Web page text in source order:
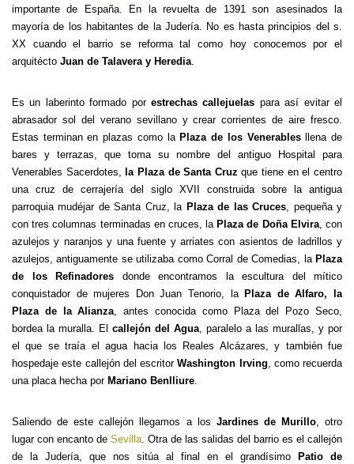
importante de España. En la revuelta de 1391 son asesinados la
mayoría de los habitantes de la Judería. No es hasta principios del s.
XX cuando el barrio se reforma tal como hoy conocemos por el
arquitécto Juan de Talavera y Heredia.
Es un laberinto formado por estrechas callejuelas para así evitar el
abrasador sol del verano sevillano y crear corrientes de aire fresco.
Estas terminan en plazas como la Plaza de los Venerablesllena de
bares y terrazas, que toma su nombre del antiguo Hospital para
Venerables Sacerdotes, la Plaza de Santa Cruz que tiene en el centro
una cruz de cerrajería del siglo XVII construida sobre la antigua
parroquia mudéjar de Santa Cruz, la Plaza de las Cruces, pequeña y
con tres columnas terminadas en cruces, la Plaza de Doña Elvira, con
azulejos y naranjos y una fuente y arriates con asientos de ladrillos y
azulejos, antiguamente se utilizaba como Corral de Comedias, la Plaza
de los Refinadores donde encontramos la escultura del mítico
conquistador de mujeres Don Juan Tenorio, la Plaza de Alfaro, la
Plaza de la Alianza, antes conocida como Plaza del Pozo Seco,
bordea la muralla. El callejón del Agua, paralelo a las murallas, y por
el que se traía el agua hacia los Reales Alcázares, y también fue
hospedaje este callejón del escritorWashington Irving, como recuerda
una placa hecha por Mariano Benlliure.
Saliendo de este callejón llegamos a los Jardines de Murillo, otro
lugar con encanto de Sevilla. Otra de las salidas del barrio es el callejón
de la Judería, que nos sitúa al final en el grandísimo
Patio de